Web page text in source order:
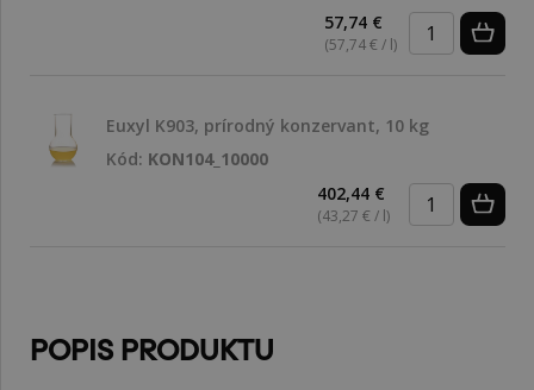
57,74 €
(57,74 € / l)
Euxyl K903, prírodný konzervant, 10 kg
Kód: KON104_10000
402,44 €
(43,27 € / l)
POPIS PRODUKTU